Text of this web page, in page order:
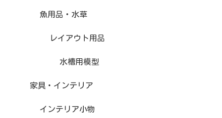
魚用品・水草
レイアウト用品
水槽用模型
家具・インテリア
インテリア小物